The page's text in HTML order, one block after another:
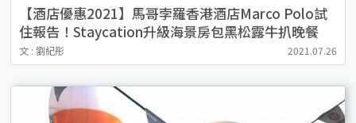
【酒店優惠2021】馬哥孛羅香港酒店Marco Polo試
住報告！Staycation升級海景房包黑松露牛扒晚餐
文 : 劉紀彤 2021.07.26